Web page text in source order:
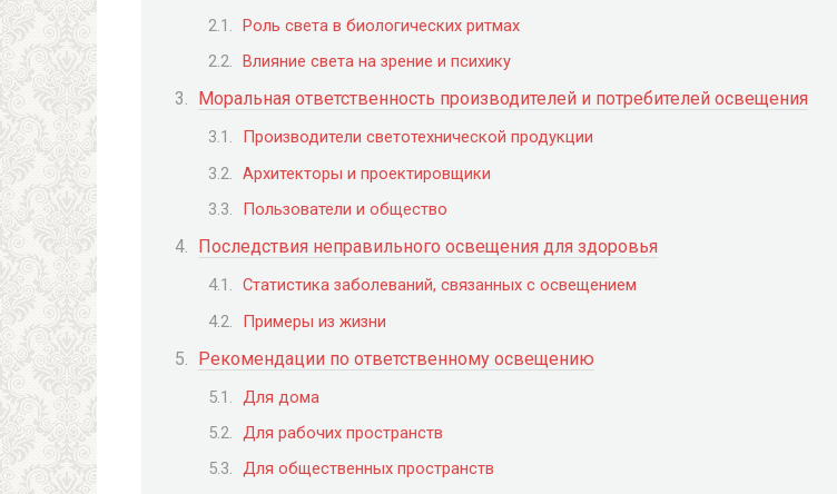
Роль света в биологических ритмах
Влияние света на зрение и психику
Моральная ответственность производителей и потребителей освещения
Производители светотехнической продукции
Архитекторы и проектировщики
Пользователи и общество
Последствия неправильного освещения для здоровья
Статистика заболеваний, связанных с освещением
Примеры из жизни
Рекомендации по ответственному освещению
Для дома
Для рабочих пространств
Для общественных пространств